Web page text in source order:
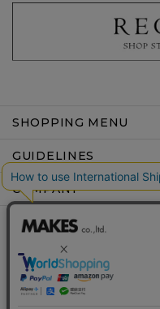
SHOPPING MENU
GUIDELINES
COMPANY